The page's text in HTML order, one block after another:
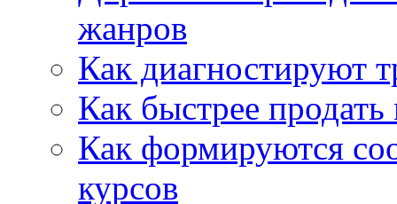
жанров
Как диагностируют
Как быстрее
Как формируются
курсов